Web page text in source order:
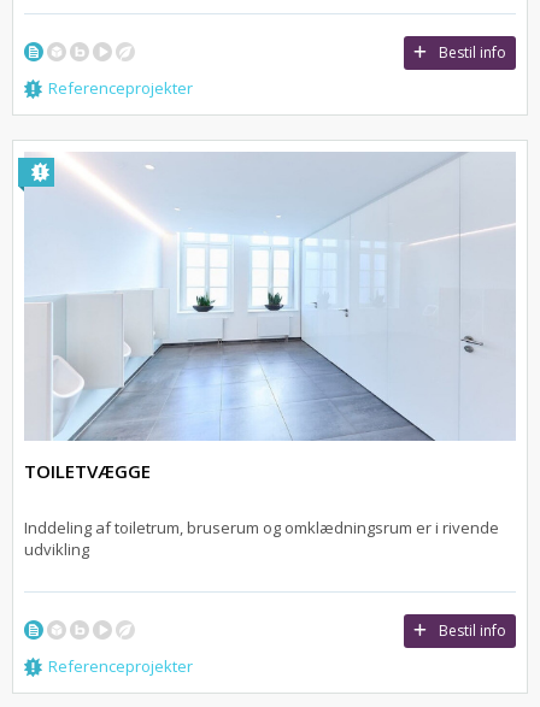
Bestil info
Referenceprojekter
TOILETVÆGGE
Inddeling af toiletrum, bruserum og omklædningsrum er i rivende
udvikling
Bestil info
Referenceprojekter